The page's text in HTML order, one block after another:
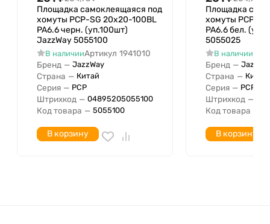
Площадка самоклеящаяся под
хомуты PCP-SG 20х20-100BL
PA6.6 черн. (уп.100шт)
JazzWay 5055100
В наличииАртикул 1941010
Бренд — JazzWay
Страна — Китай
Серия — PCP
Штрихкод — 04895205055100
Код товара — 5055100
В корзину
Площадка
хомуты PCP-
PA6.6 бел.
5055025
В наличии
Бренд —
Страна — Китай
Серия — PCP
Штрихкод —
Код товара
В корзину